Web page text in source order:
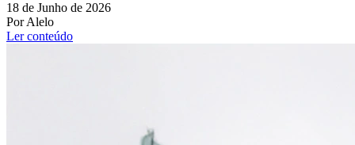
18 de Junho de 2026
Por Alelo
Ler conteúdo